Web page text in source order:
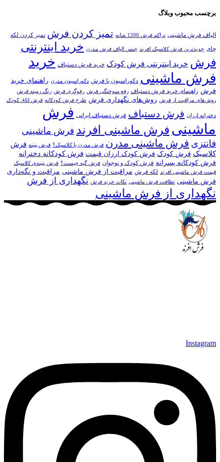
برچسب محبوب وبلاگ
الیاف فرش ماشینی تراکم فرش 1200 شانه تمیز کردن فرش تمیز کردن لکه
چای جدیدترین فرش کلاسیک افرند جنس الیاف فرش مدرن خرید اینترنتی
فرش خرید اینترنتی فرش کودک خرید فرش دستباف خرید
فرش ماشینی دکوراسیون با فرش دکوراسیون مدرن راهنمای خرید
فرش راهنمای خرید فرش دستباف رفع سوختگی فرش رفوگری فرش رنگ زمینه فرش
روش‌های مراقبت از فرش روش‌های نگهداری فرش طرح فرش کودکانه فرش اتاق کودک
دخترانه ارزان فرش دستباف فرش دستباف ایرانی فرش
ماشینی فرش ماشینی افرند فرش ماشینی
فانتزی فرش ماشینی مدرن فرش مدرن یا کلاسیک؟ فرش پتینه فرش
کلاسیک فرش کودک فرش کودک ارزان قیمت فرش کودکانه دخترانه
فرش کودکانه پسرانه فرش کودک و نوجوان فرش گبه چیست؟ فرش‌ پتینه‌ی کلاسیک
قیمت فرش ماشینی افرند
لکه فرش مراقبت از فرش ماشینی مراقبت و نگه‌داری
فرش ماشینی نظافت فرش ماشینی نکات خرید فرش نگهداری از فرش
نگهداری از فرش ماشینی
Instagram